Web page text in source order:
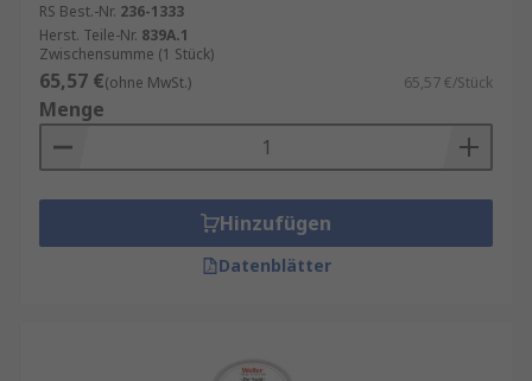
RS Best.-Nr. 236-1333
Herst. Teile-Nr. 839A.1
Zwischensumme (1 Stück)
65,57 €(ohne MwSt.) 65,57 €/Stück
Menge
Hinzufügen
Datenblätter